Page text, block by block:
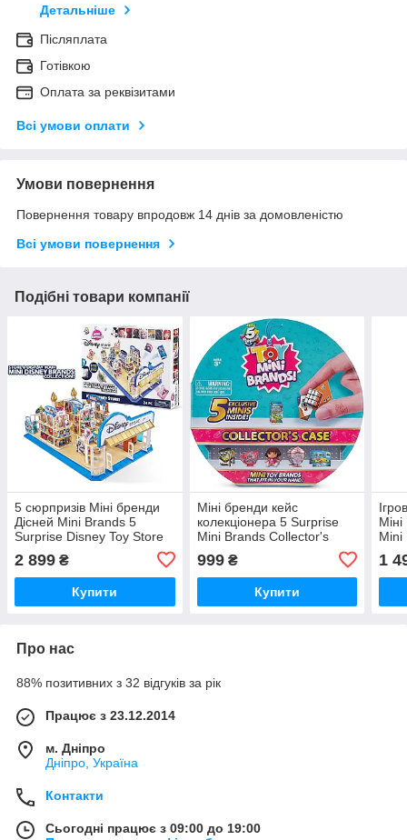
Детальніше
Післяплата
Готівкою
Оплата за реквізитами
Всі умови оплати
Умови повернення
Повернення товару впродовж 14 днів за домовленістю
Всі умови повернення
Подібні товари компанії
5 сюрпризів Міні бренди
Дісней Mini Brands 5
Surprise Disney Toy Store
2 899 ₴
Купити
Міні бренди кейс
колекціонера 5 Surprise
Mini Brands Collector's
999₴
Купити
Mini
1
Про нас
88% позитивних з 32 відгуків за рік
Працює з 23.12.2014
м. Дніпро
Дніпро, Україна
Контакти
Сьогодні працює з 09:00 до 19:00